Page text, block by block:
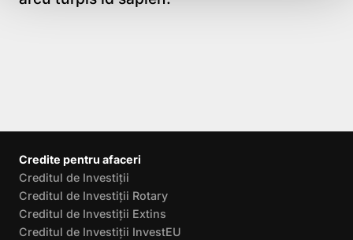
Credite pentru afaceri
Creditul de Investiții
Creditul de Investiții Rotary
Creditul de Investiții Extins
Creditul de Investiții InvestEU